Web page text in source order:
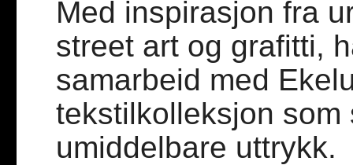
Med inspirasjon fra
street art og grafitti,
samarbeid med
tekstilkolleksjon
umiddelbare uttrykk.